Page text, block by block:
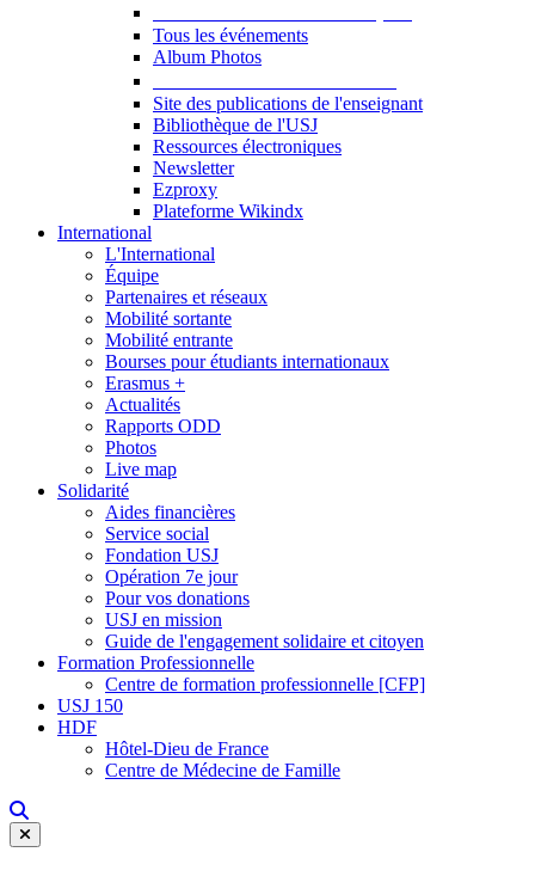
Tous les événements
Album Photos
Site des publications de l'enseignant
Bibliothèque de l'USJ
Ressources électroniques
Newsletter
Ezproxy
Plateforme Wikindx
International
L'International
Équipe
Partenaires et réseaux
Mobilité sortante
Mobilité entrante
Bourses pour étudiants internationaux
Erasmus +
Actualités
Rapports ODD
Photos
Live map
Solidarité
Aides financières
Service social
Fondation USJ
Opération 7e jour
Pour vos donations
USJ en mission
Guide de l'engagement solidaire et citoyen
Formation Professionnelle
Centre de formation professionnelle [CFP]
USJ 150
HDF
Hôtel-Dieu de France
Centre de Médecine de Famille